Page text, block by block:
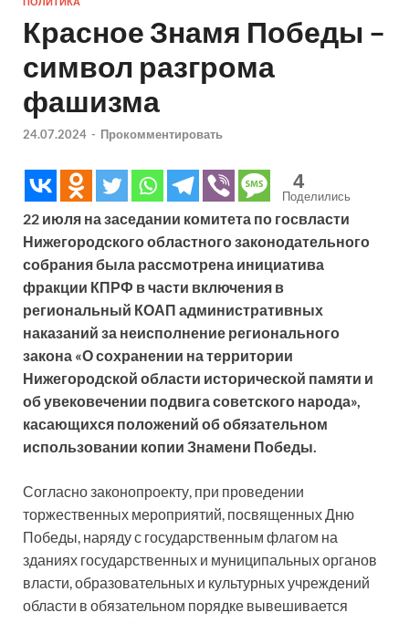
Красное Знамя Победы –
символ разгрома
фашизма
24.07.2024 - Прокомментировать
4
Поделились
22 июля на заседании комитета по госвласти
Нижегородского областного законодательного
собрания была рассмотрена инициатива
фракции КПРФ в части включения в
региональный КОАП административных
наказаний за неисполнение регионального
закона «О сохранении на территории
Нижегородской области исторической памяти и
об увековечении подвига советского народа»,
касающихся положений об обязательном
использовании копии Знамени Победы.
Согласно законопроекту, при проведении
торжественных мероприятий, посвященных Дню
Победы, наряду с государственным флагом на
зданиях государственных и муниципальных органов
власти, образовательных и культурных учреждений
области в обязательном порядке вывешивается